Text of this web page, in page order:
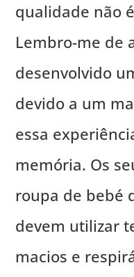
qualidade não
Lembro-me de
desenvolvido
devido a um
essa
memória. Os
roupa de bebé
devem utilizar
macios e